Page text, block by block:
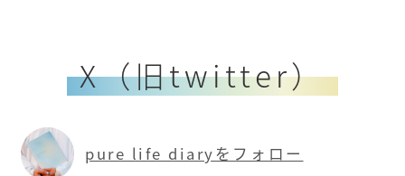
X（旧twitter）
pure life diaryをフォロー